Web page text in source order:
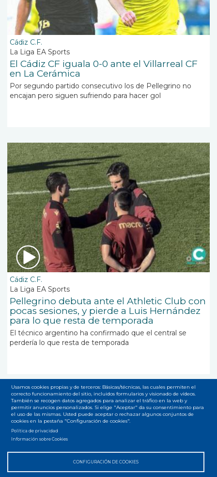
Cádiz C.F.
La Liga EA Sports
El Cádiz CF iguala 0-0 ante el Villarreal CF
en La Cerámica
Por segundo partido consecutivo los de Pellegrino no
encajan pero siguen sufriendo para hacer gol
Cádiz C.F.
La Liga EA Sports
Pellegrino debuta ante el Athletic Club con
pocas sesiones, y pierde a Luis Hernández
para lo que resta de temporada
El técnico argentino ha confirmado que el central se
perdería lo que resta de temporada
Paginación
Página
actual
1 Page
2
Siguiente
página
››
Última
página
Última »
Suscribirse a Mauricio Pellegrino
Usamos cookies propias y de terceros: Básicas/técnicas, las cuales permiten el
correcto funcionamiento del sitio, incluidos formularios y visionado de vídeos.
También se recogen datos agregados para analizar el tráfico en la web y
permitir anuncios personalizados. Si elige "Aceptar" da su consentimiento para
el uso de las mismas. Usted puede aceptar o rechazar algunos conjuntos de
cookies en la pestaña "Configuración de cookies".
Política de privacidad
Información sobre Cookies
CONFIGURACIÓN DE COOKIES